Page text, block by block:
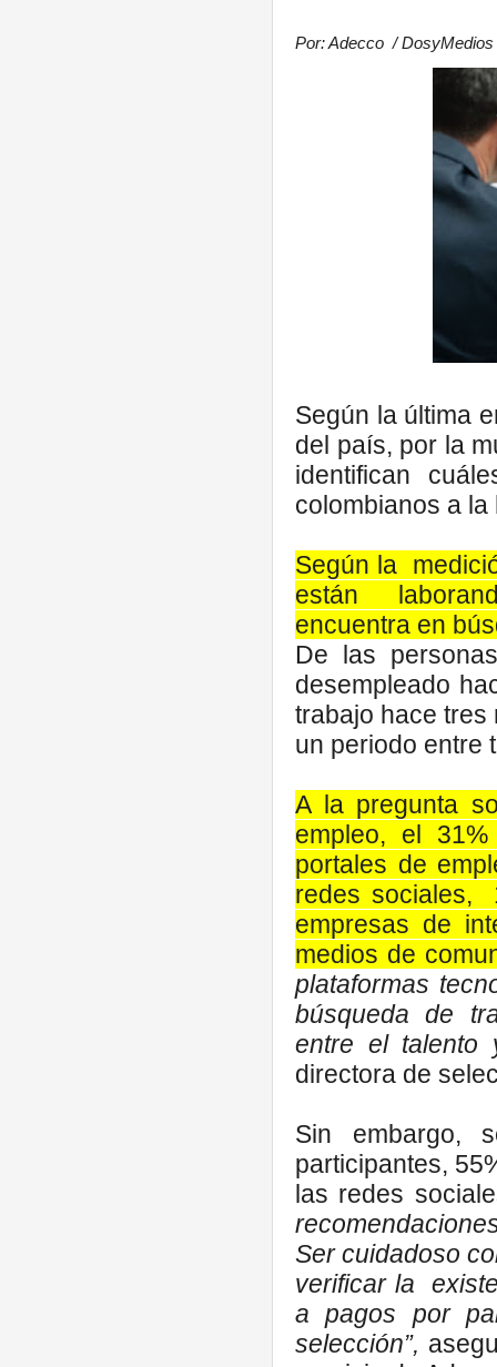
Por: Adecco / DosyMedios
Según la última
del país, por la
identifican
colombianos a
Según la
están
encuentra en
De las
desempleado
trabajo hace tres
un periodo entre
A la pregunta
empleo, el
portales de
redes sociales,
empresas de
medios de
plataformas
búsqueda de
entre el talento
directora de
Sin embargo,
participantes,
las redes
Ser cuidadoso
verificar la
a pagos por
selección”,